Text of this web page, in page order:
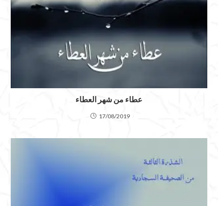
عطاء من شهر العطاء
17/08/2019